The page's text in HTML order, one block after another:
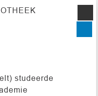
studeerde